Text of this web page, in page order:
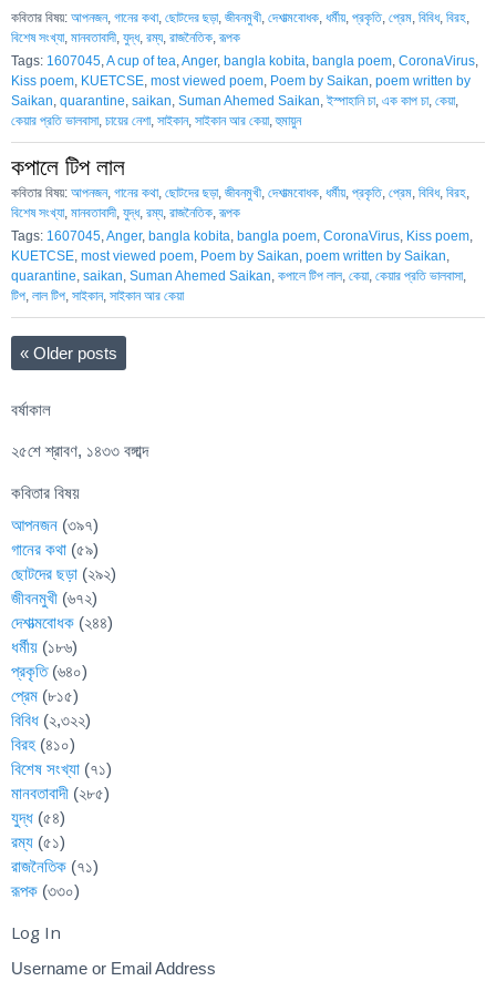
কবিতার বিষয়: আপনজন, গানের কথা, ছোটদের ছড়া, জীবনমুখী দেশাত্মবোধক ধর্মীয়, প্রকৃতি প্রেম বিবিধ, বিরহ
বিশেষ সংখ্যা, মানবতাবাদী যুদ্ধ, রম্য, রাজনৈতিক ,রূপক
Tags: 1607045,A cup of tea,Anger, bangla kobita, bangla poem, CoronaVirus,
Kiss poem, KUETCSE, most viewed poem, Poem by Saikan, poem written by
Saikan, quarantine, saikan, Suman Ahemed Saikan, ইস্পাহানি চা, এক কাপ চা, কেয়া,
কেয়ার প্রতি ভালবাসা, চায়ের নেশা, সাইকান, সাইকান আর কেয়া,হুমায়ুন
কপালে টিপ লাল
কবিতার বিষয়: আপনজন, গানের কথা, ছোটদের ছড়া, জীবনমুখী দেশাত্মবোধক ধর্মীয়, প্রকৃতি প্রেম বিবিধ, বিরহ
বিশেষ সংখ্যা, মানবতাবাদী যুদ্ধ, রম্য, রাজনৈতিক ,রূপক
Tags: 1607045,Anger, bangla kobita, bangla poem, CoronaVirus, Kiss poem,
KUETCSE, most viewed poem, Poem by Saikan, poem written by Saikan,
quarantine, saikan, Suman Ahemed Saikan, কপালে টিপ লাল, কেয়া, কেয়ার প্রতি ভালবাসা,
টিপ, লাল টিপ, সাইকান, সাইকান আর কেয়া
« Older posts
বর্ষাকাল
২৫শে শ্রাবণ, ১৪৩৩ বঙ্গাব্দ
কবিতার বিষয়
আপনজন (৩৯৭)
গানের কথা (৫৯)
ছোটদের ছড়া (২৯২)
জীবনমুখী (৬৭২)
দেশাত্মবোধক (২৪৪)
ধর্মীয় (১৮৬)
প্রকৃতি(৬৪০)
প্রেম (৮১৫)
বিবিধ (২,৩২২)
বিরহ (৪১০)
বিশেষ সংখ্যা (৭১)
মানবতাবাদী (২৮৫)
যুদ্ধ (৫৪)
রম্য (৫১)
রাজনৈতিক (৭১)
রূপক (৩৩০)
Log In
Username or Email Address